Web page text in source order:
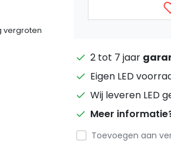
vergroten
2 tot 7 jaar
Eigen LED
Wij leveren LED
Meer
Toevoegen aan